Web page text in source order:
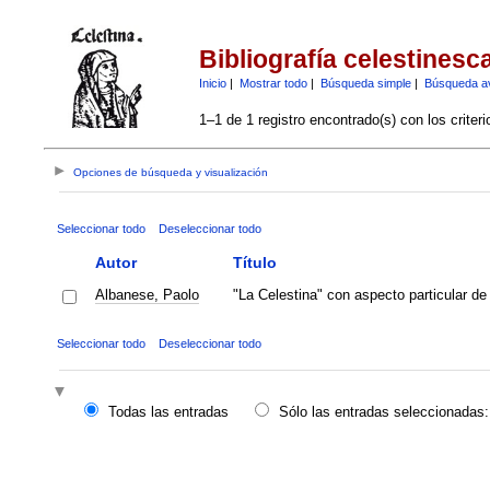
Bibliografía
Inicio| Mostrar todo| Búsqueda simple| Búsqueda
1–1 de 1 registro encontrado(s) con los
Opciones de búsqueda y visualización
Seleccionar todo Deseleccionar todo
Autor Título
Albanese, Paolo "La Celestina" con aspecto particular
Seleccionar todo Deseleccionar todo
Todas las entradas
Sólo las entradas seleccionadas: